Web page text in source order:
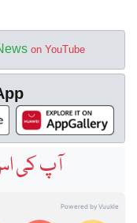
on YouTube
آپ کی